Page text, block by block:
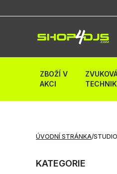
ZBOŽÍ V
AKCI
ÚVODNÍ STRÁNKA/
KATEGORIE